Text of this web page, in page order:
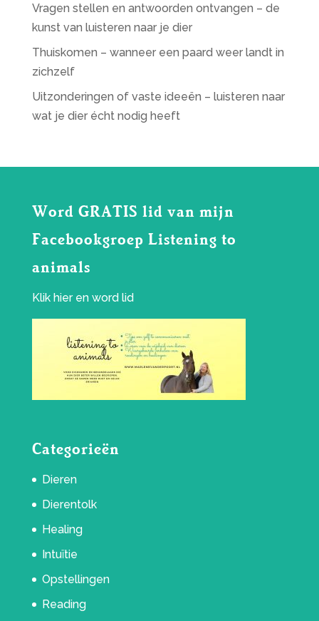
Vragen stellen en antwoorden ontvangen – de
kunst van luisteren naar je dier
Thuiskomen – wanneer een paard weer landt in
zichzelf
Uitzonderingen of vaste ideeën – luisteren naar
wat je dier écht nodig heeft
Word GRATIS lid van mijn
Facebookgroep Listening to
animals
Klik hieren word lid
Categorieën
Dieren
Dierentolk
Healing
Intuïtie
Opstellingen
Reading